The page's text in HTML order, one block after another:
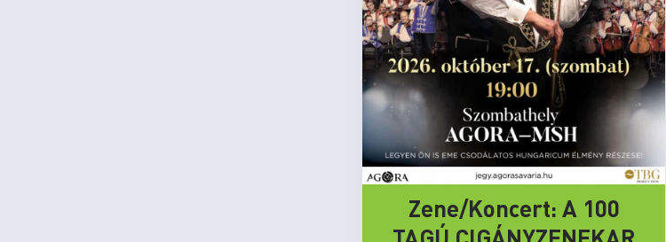
Zene/Koncert: A 100